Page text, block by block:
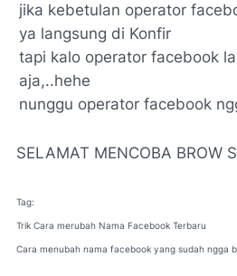
jika kebetulan operator
ya langsung di Konfir
tapi kalo operator facebook
aja,..hehe
nunggu operator facebook
SELAMAT MENCOBA BROW
Tag:
Trik Cara merubah Nama Facebook Terbaru
Cara menubah nama facebook yang sudah ngga